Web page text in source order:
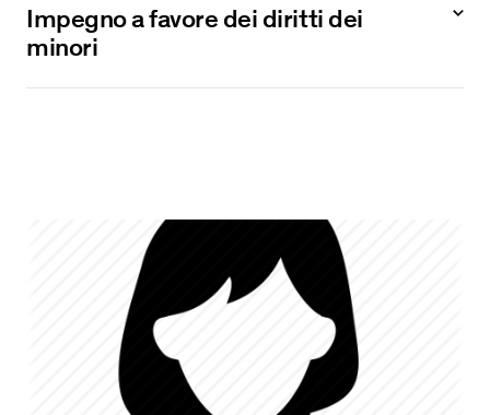
Impegno a favore dei diritti dei
minori